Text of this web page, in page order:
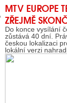
STARŠÍCH DISKUZÍ
MTV EUROPE
ZŘEJMĚ
Do konce vysílání
zůstává 40 dní.
českou lokalizaci
lokální verzi